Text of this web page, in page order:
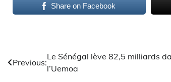
Share on Facebook
Navigation
Previous:
Le Sénégal lève 82,5 milliards
l’Uemoa